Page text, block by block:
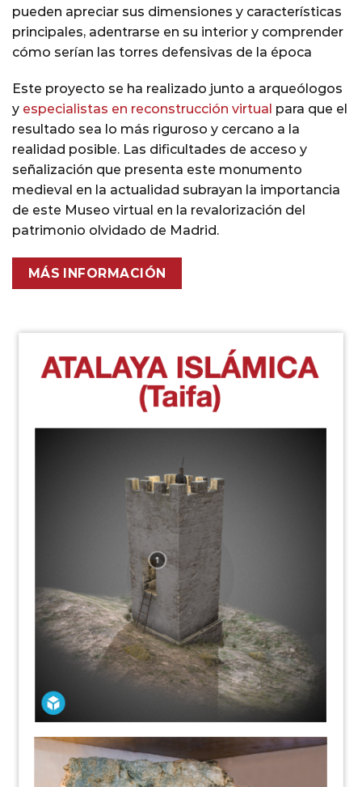
pueden apreciar sus dimensiones y características
principales, adentrarse en su interior y comprender
cómo serían las torres defensivas de la época
Este proyecto se ha realizado junto a arqueólogos
y especialistas en reconstrucción virtual para que el
resultado sea lo más riguroso y cercano a la
realidad posible. Las dificultades de acceso y
señalización que presenta este monumento
medieval en la actualidad subrayan la importancia
de este Museo virtual en la revalorización del
patrimonio olvidado de Madrid.
MÁS INFORMACIÓN